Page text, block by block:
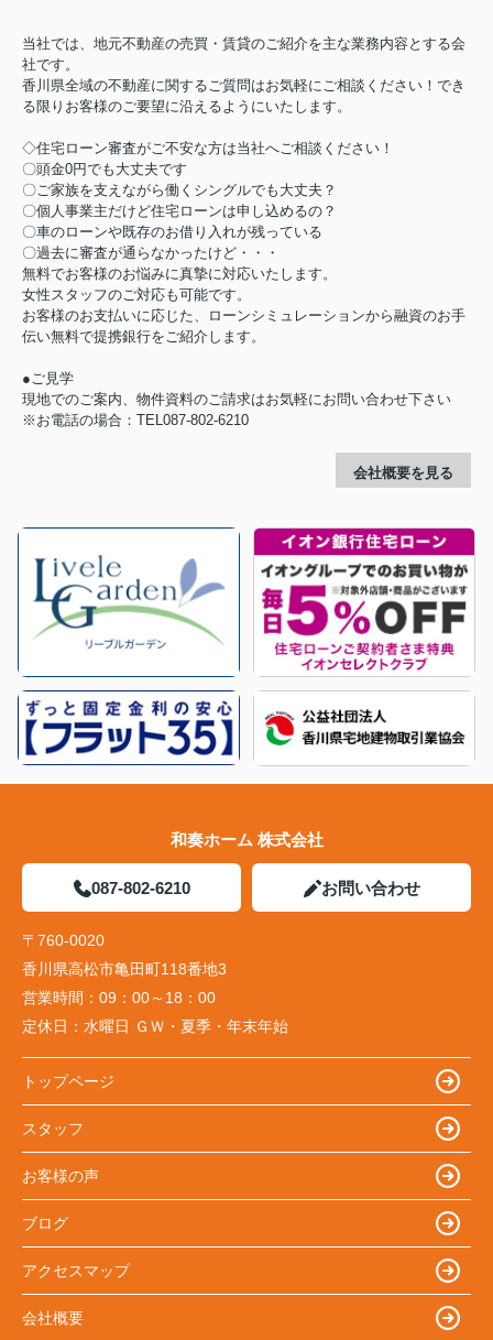
当社では、地元不動産の売買・賃貸のご紹介を主な業務内容とする会
社です。
香川県全域の不動産に関するご質問はお気軽にご相談ください！でき
る限りお客様のご要望に沿えるようにいたします。
◇住宅ローン審査がご不安な方は当社へご相談ください！
〇頭金0円でも大丈夫です
〇ご家族を支えながら働くシングルでも大丈夫？
〇個人事業主だけど住宅ローンは申し込めるの？
〇車のローンや既存のお借り入れが残っている
〇過去に審査が通らなかったけど・・・
無料でお客様のお悩みに真摯に対応いたします。
女性スタッフのご対応も可能です。
お客様のお支払いに応じた、ローンシミュレーションから融資のお手
伝い無料で提携銀行をご紹介します。
●ご見学
現地でのご案内、物件資料のご請求はお気軽にお問い合わせ下さい
※お電話の場合：TEL087-802-6210
会社概要を見る
和奏ホーム 株式会社
087-802-6210 お問い合わせ
〒760-0020
香川県高松市亀田町118番地3
営業時間： 09：00～18：00
定休日： 水曜日 ＧＷ・夏季・年末年始
トップページ
スタッフ
お客様の声
ブログ
アクセスマップ
会社概要